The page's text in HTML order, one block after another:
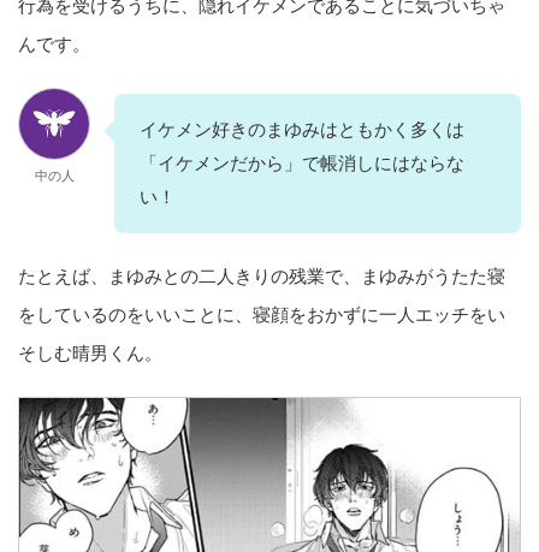
行為を受けるうちに、隠れイケメンであることに気づいちゃ
んです。
中の人
イケメン好きのまゆみはともかく多くは
「イケメンだから」で帳消しにはならな
い！
たとえば、まゆみとの二人きりの残業で、まゆみがうたた寝
をしているのをいいことに、寝顔をおかずに一人エッチをい
そしむ晴男くん。